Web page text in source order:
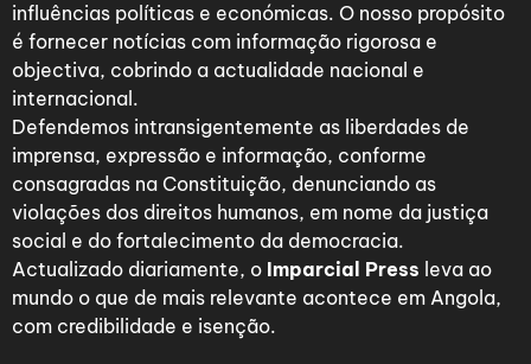
influências políticas e económicas. O nosso propósito
é fornecer notícias com informação rigorosa e
objectiva, cobrindo a actualidade nacional e
internacional.
Defendemos intransigentemente as liberdades de
imprensa, expressão e informação, conforme
consagradas na Constituição, denunciando as
violações dos direitos humanos, em nome da justiça
social e do fortalecimento da democracia.
Actualizado diariamente, o Imparcial Press leva ao
mundo o que de mais relevante acontece em Angola,
com credibilidade e isenção.